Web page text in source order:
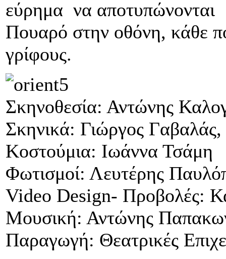
εύρημα να
Πουαρό στην οθόνη, κάθε
γρίφους.
Σκηνοθεσία: Αντώνης
Σκηνικά: Γιώργος
Κοστούμια: Ιωάννα Τσάμη
Φωτισμοί: Λευτέρης
Video Design- Προβολές:
Μουσική: Αντώνης
Παραγωγή: Θεατρικές